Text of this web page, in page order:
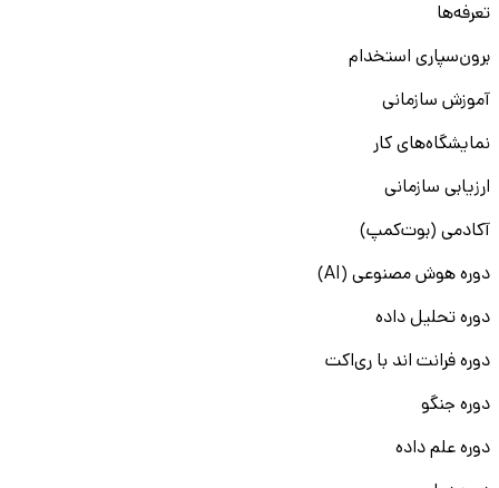
تعرفه‌ها
برون‌سپاری استخدام
آموزش سازمانی
نمایشگاه‌های کار
ارزیابی سازمانی
آکادمی (بوت‌کمپ)
دوره هوش مصنوعی (AI)
دوره تحلیل داده
دوره فرانت اند با ری‌اکت
دوره جنگو
دوره علم داده